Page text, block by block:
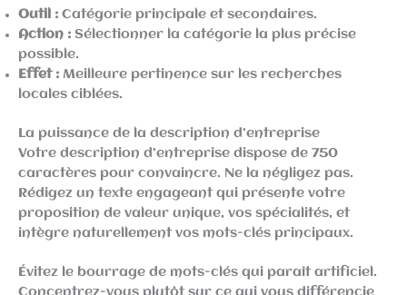
Outil : Catégorie principale et secondaires.
Action : Sélectionner la catégorie la plus précise
possible.
Effet : Meilleure pertinence sur les recherches
locales ciblées.
La puissance de la description d’entreprise
Votre description d’entreprise dispose de 750
caractères pour convaincre. Ne la négligez pas.
Rédigez un texte engageant qui présente votre
proposition de valeur unique, vos spécialités, et
intègre naturellement vos mots-clés principaux.
Évitez le bourrage de mots-clés qui paraît artificiel.